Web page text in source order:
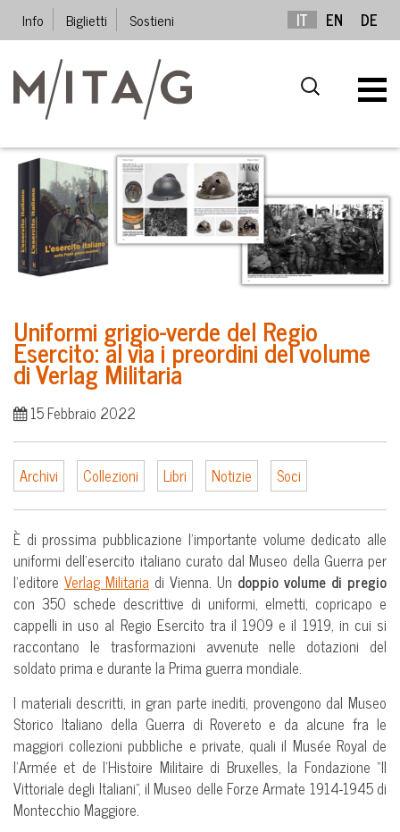
Info Biglietti Sostieni IT EN DE
Uniformi grigio-verde del Regio
Esercito: al via i preordini del volume
di Verlag Militaria
15 Febbraio 2022
Archivi Collezioni Libri Notizie Soci
È di prossima pubblicazione l’importante volume dedicato alle
uniformi dell’esercito italiano curato dal Museo della Guerra per
l’editore Verlag Militaria di Vienna. Un doppio volume di pregio
con 350 schede descrittive di uniformi, elmetti, copricapo e
cappelli in uso al Regio Esercito tra il 1909 e il 1919, in cui si
raccontano le trasformazioni avvenute nelle dotazioni del
soldato prima e durante la Prima guerra mondiale.
I materiali descritti, in gran parte inediti, provengono dal Museo
Storico Italiano della Guerra di Rovereto e da alcune fra le
maggiori collezioni pubbliche e private, quali il Musée Royal de
l’Armée et de l’Histoire Militaire di Bruxelles, la Fondazione “Il
Vittoriale degli Italiani”, il Museo delle Forze Armate 1914-1945 di
Montecchio Maggiore.